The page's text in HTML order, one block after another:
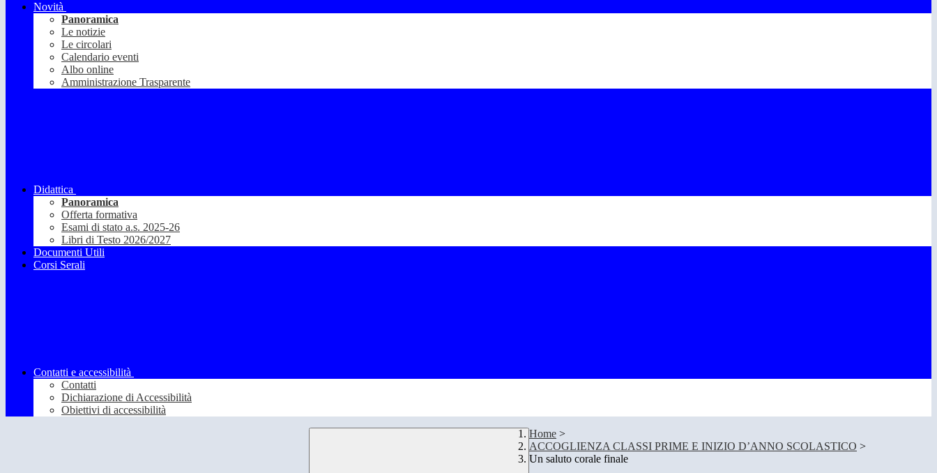
Novità
Panoramica
Le notizie
Le circolari
Calendario eventi
Albo online
Amministrazione Trasparente
Didattica
Panoramica
Offerta formativa
Esami di stato a.s. 2025-26
Libri di Testo 2026/2027
Documenti Utili
Corsi Serali
Contatti e accessibilità
Contatti
Dichiarazione di Accessibilità
Obiettivi di accessibilità
Home >
ACCOGLIENZA CLASSI PRIME E INIZIO D’ANNO SCOLASTICO >
Un saluto corale finale